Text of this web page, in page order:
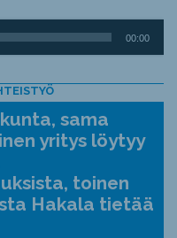
00:00
sama
yritys löytyy
toinen
Hakala tietää